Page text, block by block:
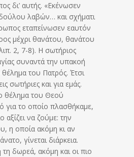
δι’ αυτής. «Εκένωσεν
λαβών… και σχήματι
εταπείνωσεν εαυτόν
μέχρι θανάτου, θανάτου
2, 7-8). Η σωτήριος
συναντά την υπακοή
του Πατρός. Έτσι
σωτήριες και για εμάς.
θέλημα του Θεού
για το οποίο πλασθήκαμε,
αξίζει να ζούμε: την
η οποία ακόμη κι αν
γίνεται διάρκεια.
δωρεά, ακόμη και οι πιο